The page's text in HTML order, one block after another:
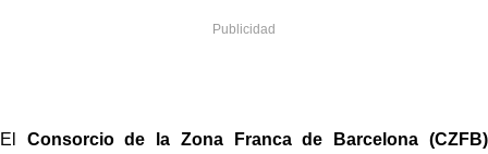
El Consorcio de la Zona Franca de Barcelona (CZFB)